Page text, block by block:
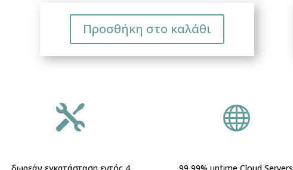
Προσθήκη στο καλάθι

δωρεάν εγκατάσταση εντός 4

99,99% uptime Cloud Servers